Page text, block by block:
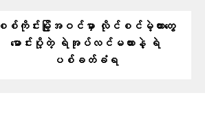
စစ်ကိုင်းမြို့အဝင်မှာ လိုင်စင်မဲ့ကားတွေ
မောင်းပို့တဲ့ ရဲအုပ်လင်မယားနဲ့ ရဲ
ပစ်ခတ်ခံရ